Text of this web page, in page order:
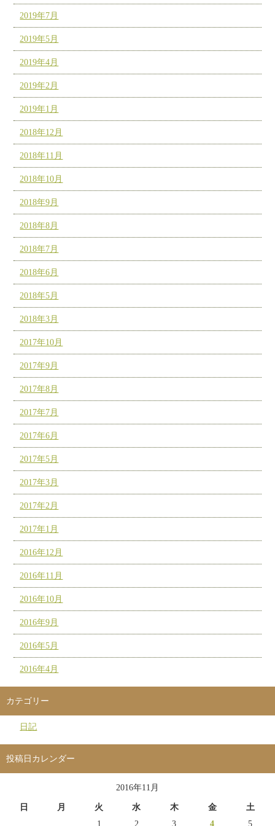
2019年7月
2019年5月
2019年4月
2019年2月
2019年1月
2018年12月
2018年11月
2018年10月
2018年9月
2018年8月
2018年7月
2018年6月
2018年5月
2018年3月
2017年10月
2017年9月
2017年8月
2017年7月
2017年6月
2017年5月
2017年3月
2017年2月
2017年1月
2016年12月
2016年11月
2016年10月
2016年9月
2016年5月
2016年4月
カテゴリー
日記
投稿日カレンダー
2016年11月
日 月 火 水 木 金
土
1
2 3 4 5